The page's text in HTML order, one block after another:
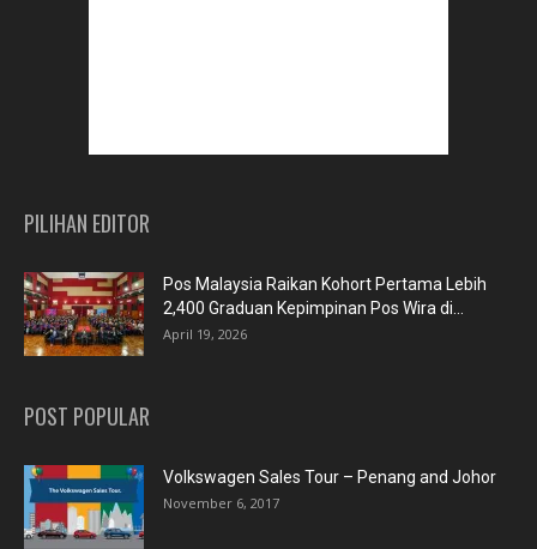
PILIHAN EDITOR
Pos Malaysia Raikan Kohort Pertama Lebih
2,400 Graduan Kepimpinan Pos Wira di...
April 19, 2026
POST POPULAR
Volkswagen Sales Tour – Penang and Johor
November 6, 2017